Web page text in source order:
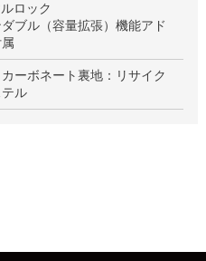
ロック
ブル（容量拡張）機能アド
ーボネート裏地：リサイク
ル